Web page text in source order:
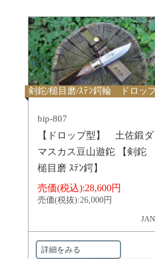
剣鉈/槌目磨/ｽﾃﾝ鍔輪 ドロッ
bip-807
【ドロップ型】 土佐鍛ダ
マスカス豆山遊鉈 【剣鉈
槌目磨 ｽﾃﾝ鍔】
売価(税込):28,600円
売価(税抜):26,000円
詳細をみる